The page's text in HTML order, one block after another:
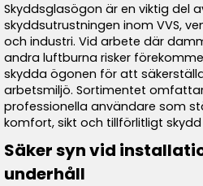
Skyddsglasögon är en viktig del
skyddsutrustningen inom VVS,
och industri. Vid arbete där
andra luftburna risker
skydda ögonen för att
arbetsmiljö. Sortimentet
professionella användare som
komfort, sikt och tillförlitligt
Säker syn vid
underhåll